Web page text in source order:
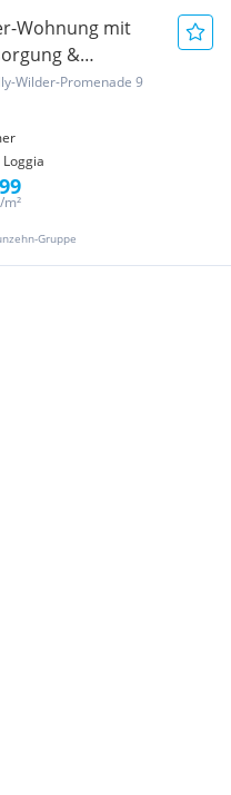
Wohnung mit
&
Wilder-Promenade 9
Gruppe